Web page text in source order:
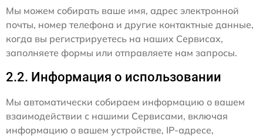
Мы можем собирать ваше имя, адрес электронной
почты, номер телефона и другие контактные данные,
когда вы регистрируетесь на наших Сервисах,
заполняете формы или отправляете нам запросы.
2.2. Информация о использовании
Мы автоматически собираем информацию о вашем
взаимодействии с нашими Сервисами, включая
информацию о вашем устройстве, IP-адресе,